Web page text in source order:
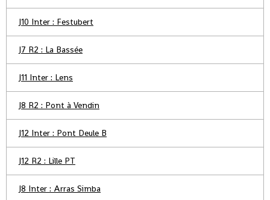
J10 Inter : Festubert
J7 R2 : La Bassée
J11 Inter : Lens
J8 R2 : Pont à Vendin
J12 Inter : Pont Deule B
J12 R2 : Lille PT
J8 Inter : Arras Simba